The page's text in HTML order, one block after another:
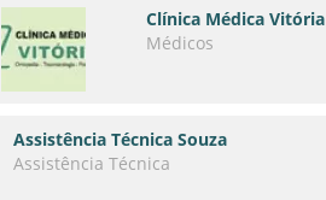
Clínica Médica Vitória
Médicos
Assistência Técnica Souza
Assistência Técnica